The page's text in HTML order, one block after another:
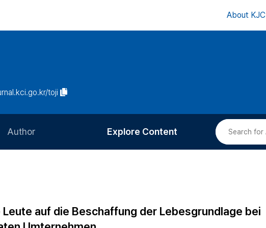
About KJC
toji
Author
Article Processing Charge
Explore Content
Most Cited
auf die Beschaffung der Lebesgrundlage bei